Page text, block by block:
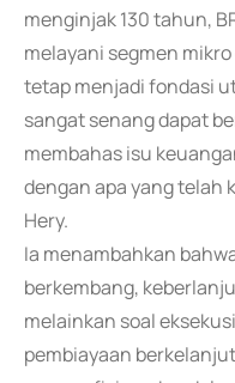
menginjak 130 tahun,
melayani segmen
tetap menjadi fondasi
sangat senang dapat
membahas isu
dengan apa yang telah
Hery.
Ia menambahkan
berkembang,
melainkan soal
pembiayaan